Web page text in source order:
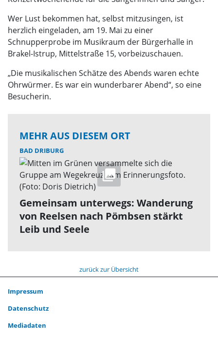
Wer Lust bekommen hat, selbst mitzusingen, ist
herzlich eingeladen, am 19. Mai zu einer
Schnupperprobe im Musikraum der Bürgerhalle in
Brakel-Istrup, Mittelstraße 15, vorbeizuschauen.
„Die musikalischen Schätze des Abends waren echte
Ohrwürmer. Es war ein wunderbarer Abend“, so eine
Besucherin.
MEHR AUS DIESEM ORT
BAD DRIBURG
Gemeinsam unterwegs: Wanderung
von Reelsen nach Pömbsen stärkt
Leib und Seele
zurück zur Übersicht
Impressum
Datenschutz
Mediadaten